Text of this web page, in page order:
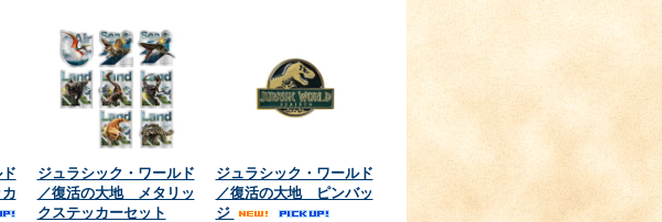
ジュラシック・ワールド
／復活の大地 メタリッ
クステッカーセット
ジュラシック・ワールド
／復活の大地 ピンバッ
ジ